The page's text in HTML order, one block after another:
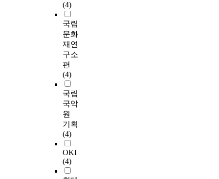
(4)
국립
문화
재연
구소
편
(4)
국립
국악
원
기획
(4)
OKI
(4)